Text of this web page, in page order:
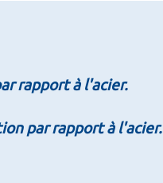
rapport à l'acier.
par rapport à l'acier.